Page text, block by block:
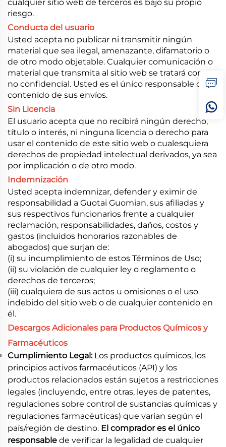
cualquier sitio web de terceros es bajo su propio
riesgo.
Conducta del usuario
Usted acepta no publicar ni transmitir ningún
material que sea ilegal, amenazante, difamatorio o
de otro modo objetable. Cualquier comunicación o
material que transmita al sitio web se tratará como
no confidencial. Usted es el único responsable del
contenido de sus envíos.
Sin Licencia
El usuario acepta que no recibirá ningún derecho,
título o interés, ni ninguna licencia o derecho para
usar el contenido de este sitio web o cualesquiera
derechos de propiedad intelectual derivados, ya sea
por implicación o de otro modo.
Indemnización
Usted acepta indemnizar, defender y eximir de
responsabilidad a Guotai Guomian, sus afiliadas y
sus respectivos funcionarios frente a cualquier
reclamación, responsabilidades, daños, costos y
gastos (incluidos honorarios razonables de
abogados) que surjan de:
(i) su incumplimiento de estos Términos de Uso;
(ii) su violación de cualquier ley o reglamento o
derechos de terceros;
(iii) cualquiera de sus actos u omisiones o el uso
indebido del sitio web o de cualquier contenido en
él.
Descargos Adicionales para Productos Químicos y
Farmacéuticos
Cumplimiento Legal: Los productos químicos, los
principios activos farmacéuticos (API) y los
productos relacionados están sujetos a restricciones
legales (incluyendo, entre otras, leyes de patentes,
regulaciones sobre control de sustancias químicas y
regulaciones farmacéuticas) que varían según el
país/región de destino. El comprador es el único
responsable de verificar la legalidad de cualquier